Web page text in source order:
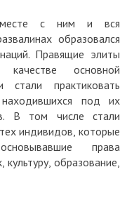
с ним и вся
образовался
Правящие элиты
основной
стали практиковать
под их
В том числе стали
индивидов, которые
права
образование,